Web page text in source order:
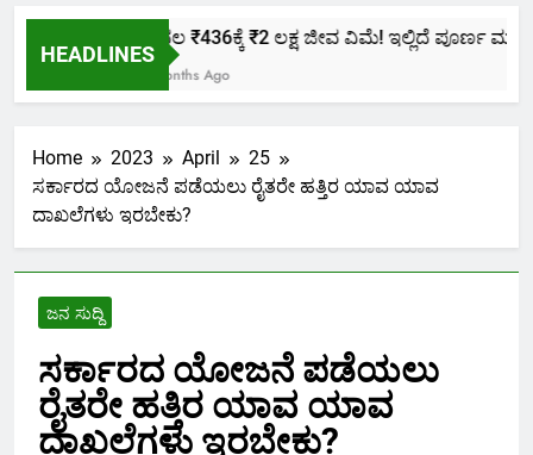
HEADLINES
ಕೇವಲ ₹436ಕ್ಕೆ ₹2 ಲಕ್ಷ ಜೀವ ವಿಮೆ! ಇಲ್ಲಿದೆ ಪೂರ್ಣ ಮಾಹಿತಿ.
2 Months Ago
Home 2023 April
25
ಸರ್ಕಾರದ ಯೋಜನೆ ಪಡೆಯಲು ರೈತರೇ ಹತ್ತಿರ ಯಾವ ಯಾವ
ದಾಖಲೆಗಳು ಇರಬೇಕು?
ಜನ ಸುದ್ದಿ
ಸರ್ಕಾರದ ಯೋಜನೆ ಪಡೆಯಲು
ರೈತರೇ ಹತ್ತಿರ ಯಾವ ಯಾವ
ದಾಖಲೆಗಳು ಇರಬೇಕು?